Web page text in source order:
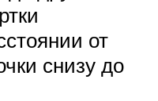
от
снизу до